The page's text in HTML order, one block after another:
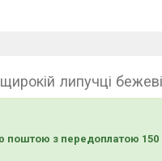
липучці
з передоплатою 150